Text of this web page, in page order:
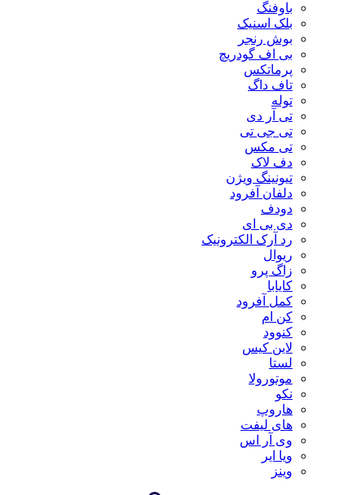
باوفنگ
بلک اسنیک
بوش رنجر
بی اف گودریچ
پرماتکس
تاف داگ
توله
تی آر دی
تی جی تی
تی مکس
دف لاک
تیونینگ ویژن
دلفان آفرود
دودف
دی بی ای
رد آرک الکترونیک
ریوال
زاگ پرو
کایابا
کمل آفرود
کن ام
کنوود
لاین کیس
لستا
موتورولا
نکو
هاروپ
های لیفت
وی آر اس
ویا ایر
وینز